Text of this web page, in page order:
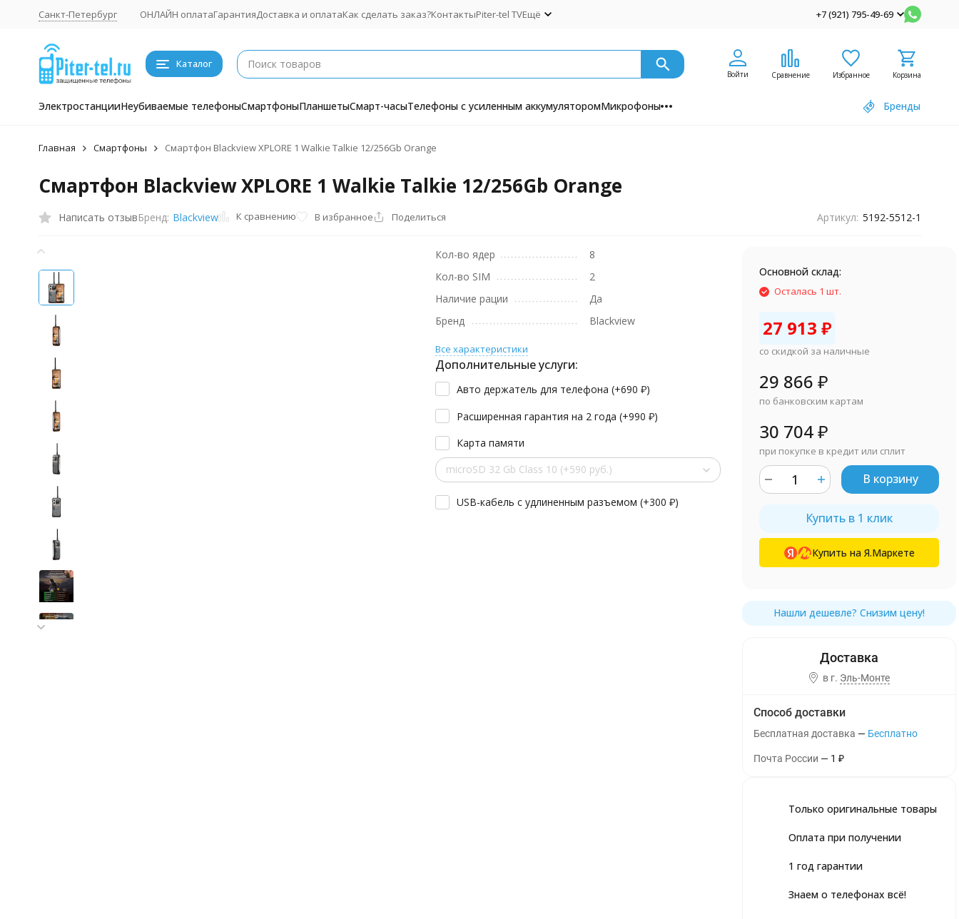
Санкт-Петербург ОНЛАЙН оплатаГарантияДоставка и оплатаКак сделать заказ?КонтактыPiter-tel TVЕщё +7 (921) 795-49-69
Каталог
Войти Сравнение Избранное Корзина
ЭлектростанцииНеубиваемые телефоныСмартфоныПланшетыСмарт-часыТелефоны с усиленным аккумуляторомМикрофоны Бренды
Главная Смартфоны Смартфон Blackview XPLORE 1 Walkie Talkie 12/256Gb Orange
Смартфон Blackview XPLORE 1 Walkie Talkie 12/256Gb Orange
Написать отзывБренд: Blackview К сравнению В избранное Поделиться Артикул: 5192-5512-1
Кол-во ядер
8
Кол-во SIM
2
Наличие рации
Да
Бренд
Blackview
Все характеристики
Дополнительные услуги:
Авто держатель для телефона (+690₽)
Расширенная гарантия на 2 года (+990₽)
Карта памяти
microSD 32 Gb Class 10 (+590 руб.)
USB-кабель с удлиненным разъемом (+300₽)
Основной склад:
Осталась 1 шт.
27 913₽
со скидкой за наличные
29 866₽
по банковским картам
30 704₽
при покупке в кредит или сплит
В корзину
Купить в 1 клик
Купить на Я.Маркете
в г. Эль-Монте
Способ доставки
Бесплатная доставка Бесплатно
Почта России 1₽
Только оригинальные товары
Оплата при получении
1 год гарантии
Знаем о телефонах всё!